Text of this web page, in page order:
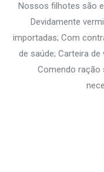
Nossos filhotes são
Devidamente
importadas; Com
de saúde; Carteira de
Comendo ração